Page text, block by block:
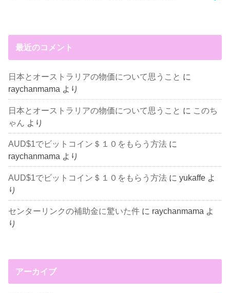
最近のコメント
日本とオーストラリアの物価について思うこと に
raychanmama より
日本とオーストラリアの物価について思うこと に このち
ゃん より
AUD$1でビットコイン＄１０をもらう方法 に
raychanmama より
AUD$1でビットコイン＄１０をもらう方法 にyukaffe よ
り
センターリンクの補助金に驚いた件 に raychanmama よ
り
アーカイブ